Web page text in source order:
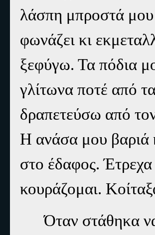
λάσπη μπροστά μου
φωνάζει κι
ξεφύγω. Τα πόδια
γλίτωνα ποτέ από
δραπετεύσω από
Η ανάσα μου βαριά
στο έδαφος.
κουράζομαι.
Όταν στάθηκα